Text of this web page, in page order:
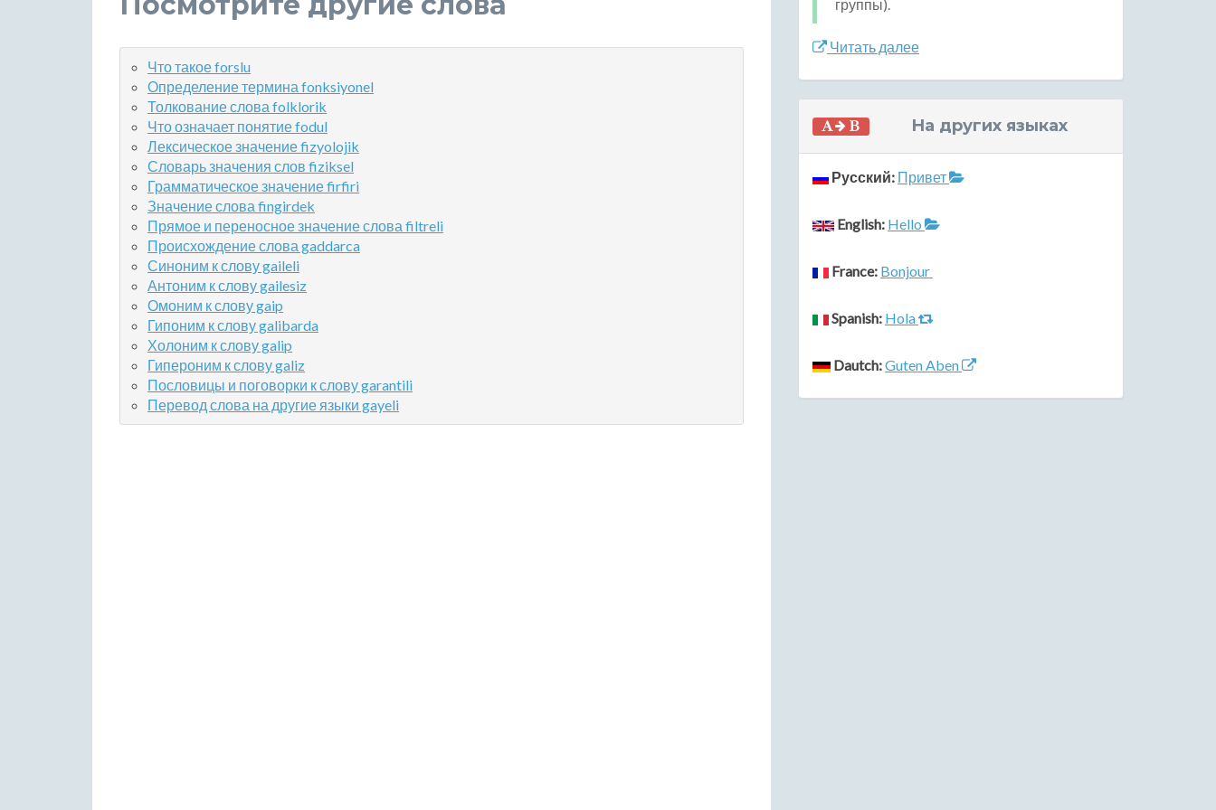
Что такое forslu
Определение термина fonksiyonel
Толкование слова folklorik
Что означает понятие fodul
Лексическое значение fizyolojik
Словарь значения слов fiziksel
Грамматическое значение firfiri
Значение слова fingirdek
Прямое и переносное значение слова filtreli
Происхождение слова gaddarca
Синоним к слову gaileli
Антоним к слову gailesiz
Омоним к слову gaip
Гипоним к слову galibarda
Холоним к слову galip
Гипероним к слову galiz
Пословицы и поговорки к слову garantili
Перевод слова на другие языки gayeli
группы).
Читать далее
На других языках
Русский: Привет
English: Hello
France: Bonjour
Spanish: Hola
Dautch:Guten Aben